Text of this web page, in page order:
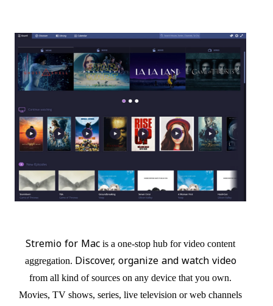
Stremio for Mac is a one-stop hub for video content
aggregation. Discover, organize and watch video
from all kind of sources on any device that you own.
Movies, TV shows, series, live television or web channels